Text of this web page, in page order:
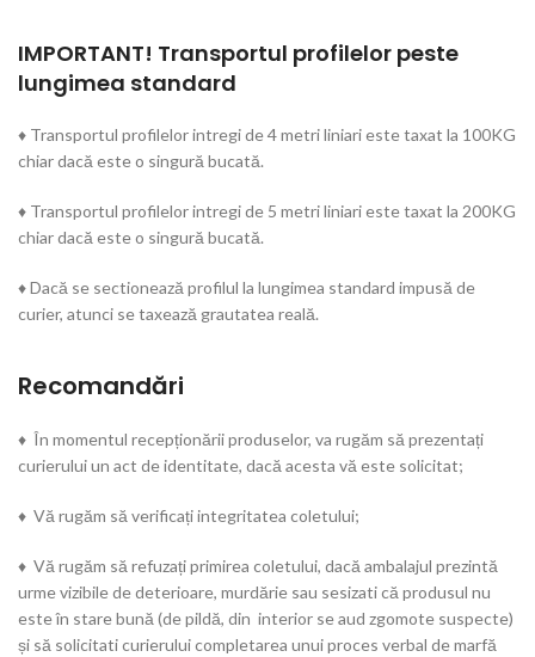
IMPORTANT! Transportul profilelor peste
lungimea standard
♦ Transportul profilelor intregi de 4 metri liniari este taxat la 100KG
chiar dacă este o singură bucată.
♦ Transportul profilelor intregi de 5 metri liniari este taxat la 200KG
chiar dacă este o singură bucată.
♦ Dacă se sectionează profilul la lungimea standard impusă de
curier, atunci se taxează grautatea reală.
Recomandări
♦ În momentul recepționării produselor, va rugăm să prezentați
curierului un act de identitate, dacă acesta vă este solicitat;
♦ Vă rugăm să verificați integritatea coletului;
♦ Vă rugăm să refuzați primirea coletului, dacă ambalajul prezintă
urme vizibile de deterioare, murdărie sau sesizati că produsul nu
este în stare bună (de pildă, din interior se aud zgomote suspecte)
și să solicitati curierului completarea unui proces verbal de marfă